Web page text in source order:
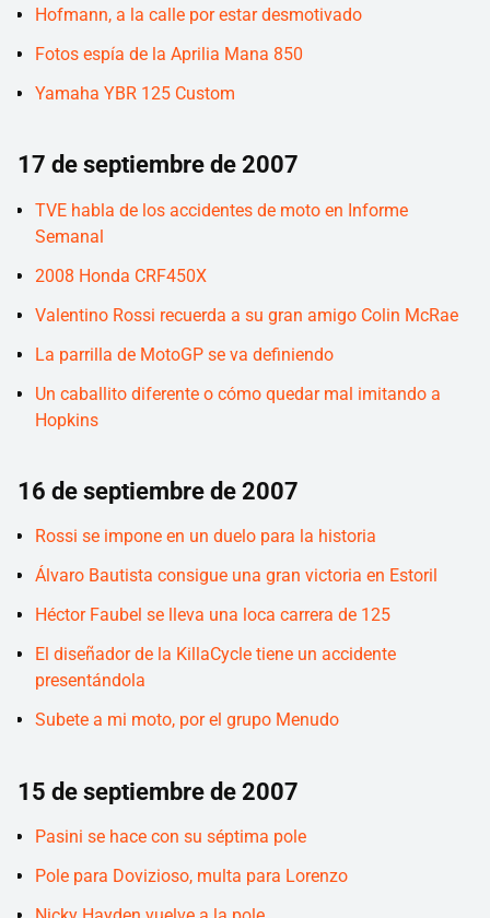
Hofmann, a la calle por estar desmotivado
Fotos espía de la Aprilia Mana 850
Yamaha YBR 125 Custom
17 de septiembre de 2007
TVE habla de los accidentes de moto en Informe
Semanal
2008 Honda CRF450X
Valentino Rossi recuerda a su gran amigo Colin McRae
La parrilla de MotoGP se va definiendo
Un caballito diferente o cómo quedar mal imitando a
Hopkins
16 de septiembre de 2007
Rossi se impone en un duelo para la historia
Álvaro Bautista consigue una gran victoria en Estoril
Héctor Faubel se lleva una loca carrera de 125
El diseñador de la KillaCycle tiene un accidente
presentándola
Subete a mi moto, por el grupo Menudo
15 de septiembre de 2007
Pasini se hace con su séptima pole
Pole para Dovizioso, multa para Lorenzo